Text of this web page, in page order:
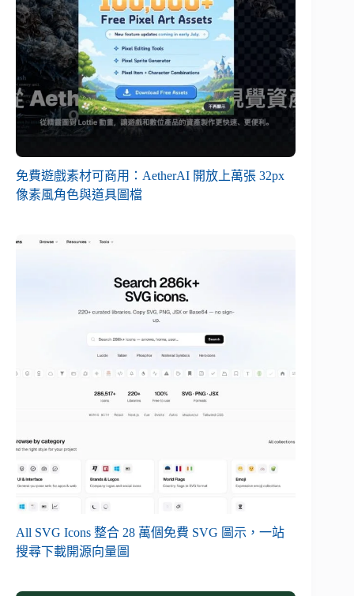
免費遊戲素材可商用：AetherAI 開放上萬張 32px
像素風角色與道具圖檔
All SVG Icons 整合 28 萬個免費 SVG 圖示，一站
搜尋下載開源向量圖